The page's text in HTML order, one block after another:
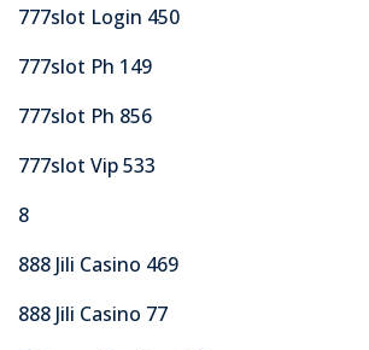
777slot Login 450
777slot Ph 149
777slot Ph 856
777slot Vip 533
8
888 Jili Casino 469
888 Jili Casino 77